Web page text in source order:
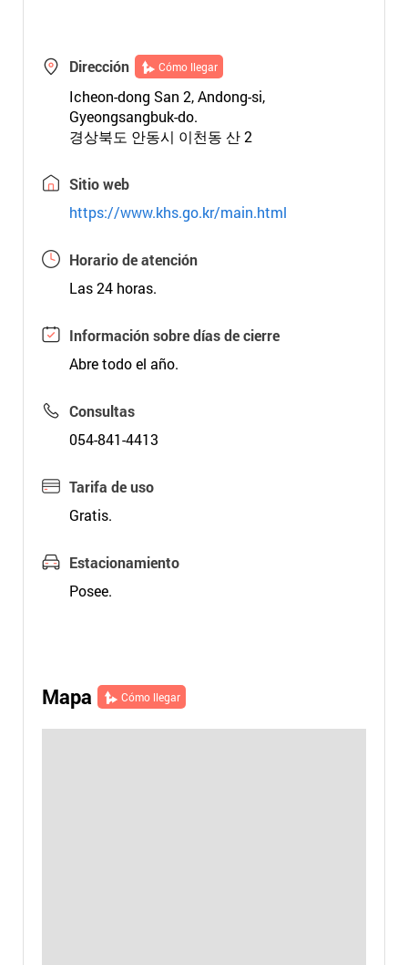
Dirección Cómo llegar
Icheon-dong San 2, Andong-si,
Gyeongsangbuk-do.
경상북도 안동시 이천동 산 2
Sitio web
https://www.khs.go.kr/main.html
Horario de atención
Las 24 horas.
Información sobre días de cierre
Abre todo el año.
Consultas
054-841-4413
Tarifa de uso
Gratis.
Estacionamiento
Posee.
Mapa Cómo llegar